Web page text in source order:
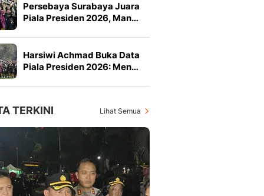
Persebaya Surabaya Juara
Piala Presiden 2026, Man…
Harsiwi Achmad Buka Data
Piala Presiden 2026: Men…
TERKINI Lihat Semua